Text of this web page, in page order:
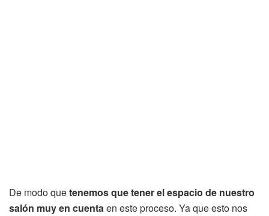
De modo quetenemos que tener el espacio de nuestro
salón muy en cuentaen este proceso. Ya que esto nos